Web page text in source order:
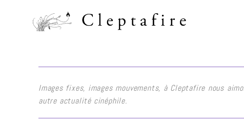
Images fixes, images mouvements, à Cleptafire nous
autre actualité cinéphile.